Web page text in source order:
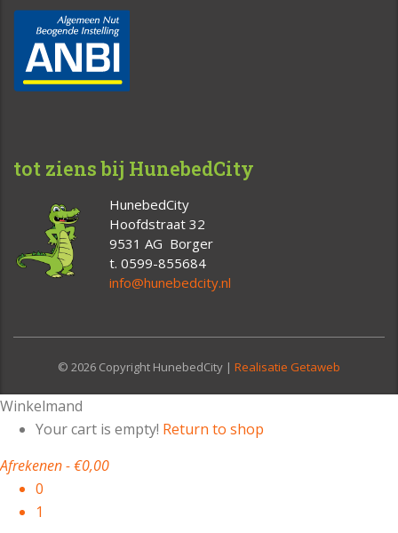
tot ziens bij HunebedCity
HunebedCity
Hoofdstraat 32
9531 AG Borger
t. 0599-855684
info@hunebedcity.nl
© 2026 Copyright HunebedCity | Realisatie Getaweb
Winkelmand
Your cart is empty! Return to shop
Afrekenen-€0,00
0
1